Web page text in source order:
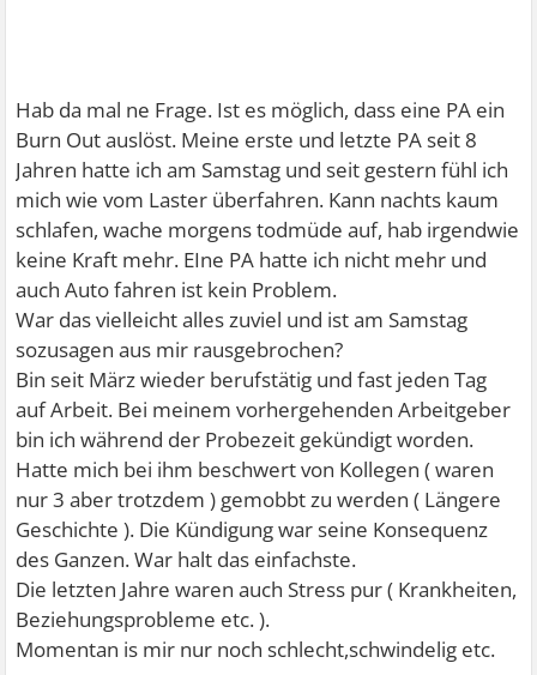
Hab da mal ne Frage. Ist es möglich, dass eine PA ein
Burn Out auslöst. Meine erste und letzte PA seit 8
Jahren hatte ich am Samstag und seit gestern fühl ich
mich wie vom Laster überfahren. Kann nachts kaum
schlafen, wache morgens todmüde auf, hab irgendwie
keine Kraft mehr. EIne PA hatte ich nicht mehr und
auch Auto fahren ist kein Problem.
War das vielleicht alles zuviel und ist am Samstag
sozusagen aus mir rausgebrochen?
Bin seit März wieder berufstätig und fast jeden Tag
auf Arbeit. Bei meinem vorhergehenden Arbeitgeber
bin ich während der Probezeit gekündigt worden.
Hatte mich bei ihm beschwert von Kollegen ( waren
nur 3 aber trotzdem ) gemobbt zu werden ( Längere
Geschichte ). Die Kündigung war seine Konsequenz
des Ganzen. War halt das einfachste.
Die letzten Jahre waren auch Stress pur ( Krankheiten,
Beziehungsprobleme etc. ).
Momentan is mir nur noch schlecht,schwindelig etc.